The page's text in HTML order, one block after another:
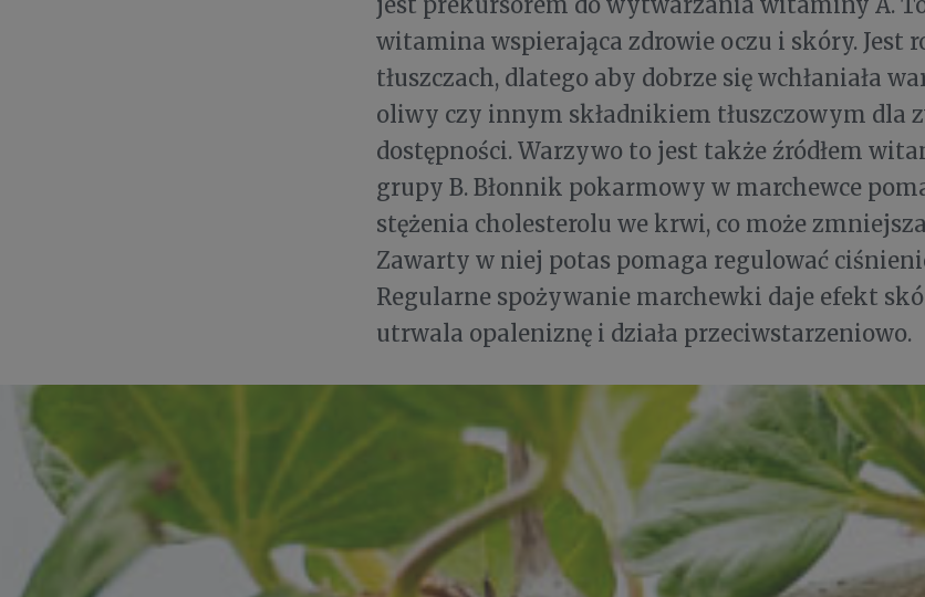
witamina wspierająca zdrowie oczu i skóry. Jest
tłuszczach, dlatego aby dobrze się wchłaniała
oliwy czy innym składnikiem tłuszczowym dla
dostępności. Warzywo to jest także źródłem
grupy B. Błonnik pokarmowy w marchewce
stężenia cholesterolu we krwi, co może
Zawarty w niej potas pomaga regulować
Regularne spożywanie marchewki daje efekt
utrwala opaleniznę i działa przeciwstarzeniowo.